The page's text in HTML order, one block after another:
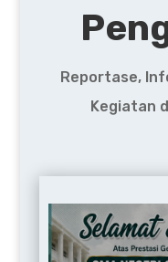
Reportase,
Kegiatan